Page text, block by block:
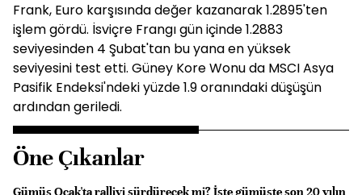
Frank, Euro karşısında değer kazanarak 1.2895'ten
işlem gördü. İsviçre Frangı gün içinde 1.2883
seviyesinden 4 Şubat'tan bu yana en yüksek
seviyesini test etti. Güney Kore Wonu da MSCI Asya
Pasifik Endeksi'ndeki yüzde 1.9 oranındaki düşüşün
ardından geriledi.
Öne Çıkanlar
Gümüş Ocak'ta ralliyi sürdürecek mi? İşte gümüşte son 20 yılın